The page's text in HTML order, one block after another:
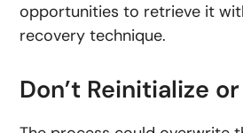
opportunities to retrieve it
recovery technique.
Don’t Reinitialize